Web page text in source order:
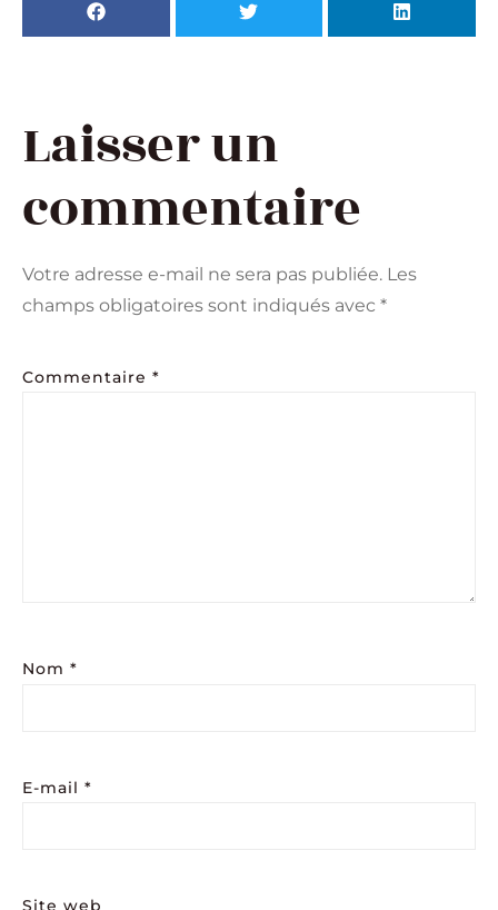
Laisser un
commentaire
Votre adresse e-mail ne sera pas publiée. Les
champs obligatoires sont indiqués avec *
Commentaire *
Nom *
E-mail *
Site web